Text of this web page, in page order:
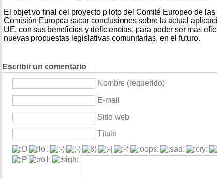
El objetivo final del proyecto piloto del Comité Europeo de
Comisión Europea sacar conclusiones sobre la actual
UE, con sus beneficios y deficiencias, para poder ser más
nuevas propuestas legislativas comunitarias, en el futuro.
Escribir un comentario
Nombre (requerido)
E-mail
Sitio web
Título